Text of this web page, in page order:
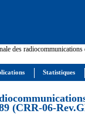
des
(CRR-06-
Statistiques